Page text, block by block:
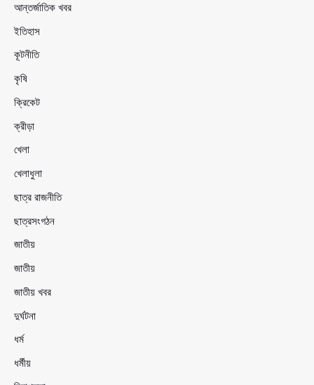
আন্তর্জাতিক খবর
ইতিহাস
কূটনীতি
কৃষি
ক্রিকেট
ক্রীড়া
খেলা
খেলাধুলা
ছাত্র রাজনীতি
ছাত্রসংগঠন
জাতীয়
জাতীয়
জাতীয় খবর
দুর্ঘটনা
ধর্ম
ধর্মীয়